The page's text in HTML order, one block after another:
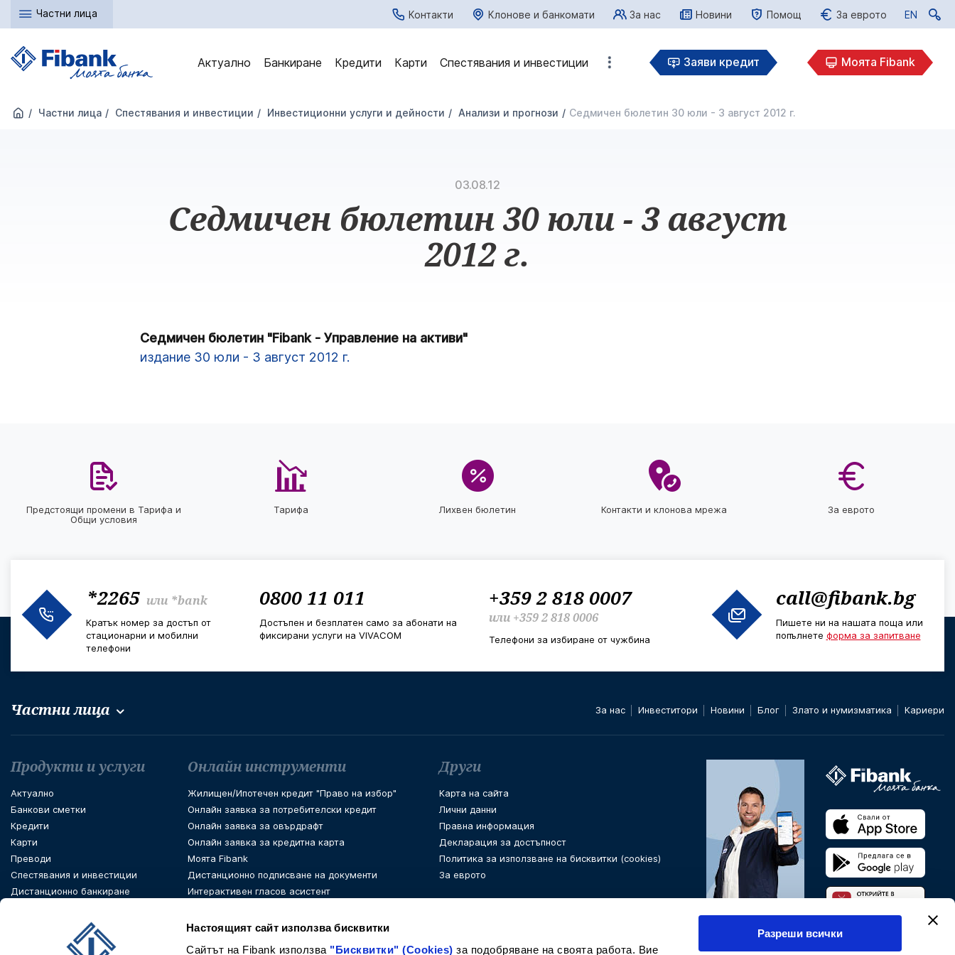
Настоящият сайт използва бисквитки
Сайтът на Fibank използва "Бисквитки" (Cookies) за подобряване на своята работа. Вие
Разреши всички
Частни лица Контакти Клонове и банкомати За нас Новини Помощ За еврото EN
EN
Актуално Банкиране Кредити Карти Спестявания и инвестиции Заяви кредит Моята Fibank
Частни лица Спестявания и инвестиции Инвестиционни услуги и дейности Анализи и прогнози Седмичен бюлетин 30 юли - 3 август 2012 г.
03.08.12
Седмичен бюлетин 30 юли - 3 август
2012 г.
Седмичен бюлетин "Fibank - Управление на активи"
издание 30 юли - 3 август 2012 г.
Предстоящи промени в Тарифа и
Общи условия
Тарифа Лихвен бюлетин Контакти и клонова мрежа За еврото
*2265 или *bank
Кратък номер за достъп от
стационарни и мобилни
телефони
0800 11 011
Достъпен и безплатен само за абонати на
фиксирани услуги на VIVACOM
+359 2 818 0007
или +359 2 818 0006
Телефони за избиране от чужбина
call@fibank.bg
Пишете ни на нашата поща или
попълнете форма за запитване
Частни лица За нас Инвеститори Новини Блог Злато и нумизматика Кариери
Футър навигация
Продукти и услуги
Актуално
Банкови сметки
Кредити
Карти
Преводи
Спестявания и инвестиции
Дистанционно банкиране
Онлайн инструменти
Жилищен/Ипотечен кредит "Право на избор"
Онлайн заявка за потребителски кредит
Онлайн заявка за овърдрафт
Онлайн заявка за кредитна карта
Моята Fibank
Дистанционно подписване на документи
Интерактивен гласов асистент
Други
Карта на сайта
Лични данни
Правна информация
Декларация за достъпност
Политика за използване на бисквитки (cookies)
За еврото
Банкирайте от всяка
точка на света.